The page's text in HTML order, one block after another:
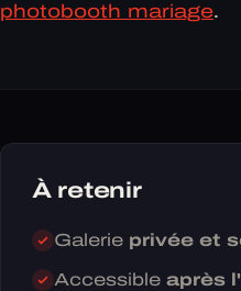
photobooth mariage.
À retenir
Galerie privée et
Accessible après